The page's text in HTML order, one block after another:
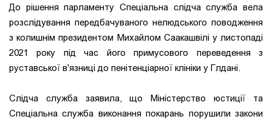
До рішення парламенту Спеціальна слідча служба вела
розслідування передбачуваного нелюдського поводження
з колишнім президентом Михайлом Саакашвілі у листопаді
2021 року під час його примусового переведення з
руставської в'язниці до пенітенціарної клініки у Глдані.
Слідча служба заявила, що Міністерство юстиції та
Спеціальна служба виконання покарань порушили закони